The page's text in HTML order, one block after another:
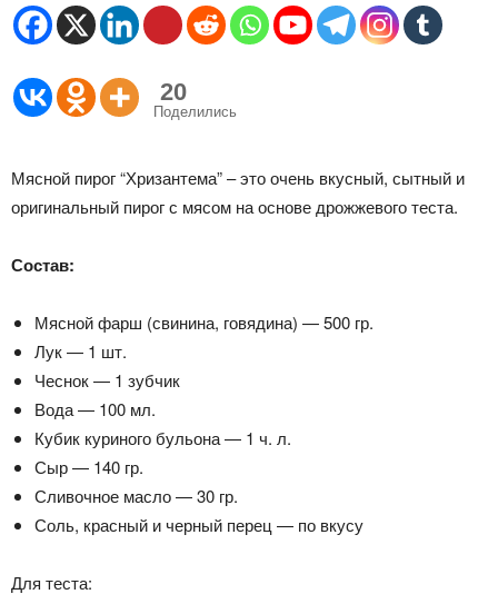
20
Поделились
Мясной пирог “Хризантема” – это очень вкусный, сытный и
оригинальный пирог с мясом на основе дрожжевого теста.
Состав:
Мясной фарш (свинина, говядина) — 500 гр.
Лук — 1 шт.
Чеснок — 1 зубчик
Вода — 100 мл.
Кубик куриного бульона — 1 ч. л.
Сыр — 140 гр.
Сливочное масло — 30 гр.
Соль, красный и черный перец — по вкусу
Для теста: